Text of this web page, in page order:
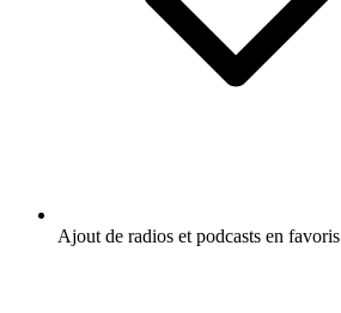
Ajout de radios et podcasts en favoris